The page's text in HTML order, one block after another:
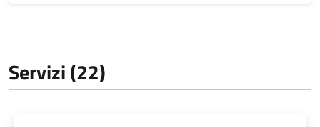
Servizi (22)